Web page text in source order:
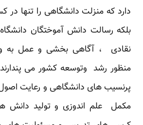
دارد که منزلت دانشگاهی را تنها در
بلکه رسالت دانش آموختگان
نقادی ، آگاهی بخشی و عمل به
منظور رشد وتوسعه کشور می
پرنسیب های دانشگاهی و رعایت
مکمل علم اندوزی و تولید دانش